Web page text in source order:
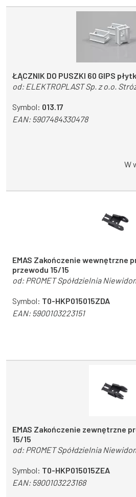
ŁĄCZNIK DO PUSZKI 60 GIPS
od: ELEKTROPLAST Sp. z o.o.
Symbol: 013.17
EAN:5907484330478
W
EMAS Zakończenie wewnętrzne
przewodu 15/15
od: PROMET Spółdzielnia
Symbol: T0-HKP015015ZDA
EAN:5900103223151
EMAS Zakończenie zewnętrzne
15/15
od: PROMET Spółdzielnia
Symbol: T0-HKP015015ZEA
EAN:5900103223168